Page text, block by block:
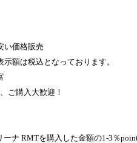
い価格販売
額は税込となっております。
ご購入大歓迎！
ーナ RMTを購入した金額の1-3％